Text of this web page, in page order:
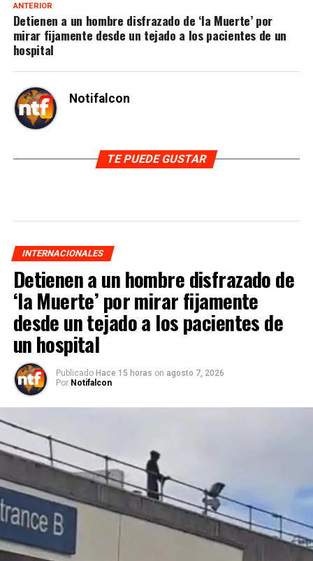
ANTERIOR
Detienen a un hombre disfrazado de ‘la Muerte’ por
mirar fijamente desde un tejado a los pacientes de un
hospital
Notifalcon
TE PUEDE GUSTAR
INTERNACIONALES
Detienen a un hombre disfrazado de
‘la Muerte’ por mirar fijamente
desde un tejado a los pacientes de
un hospital
Publicado Hace 15 horas on agosto 7, 2026
Por Notifalcon